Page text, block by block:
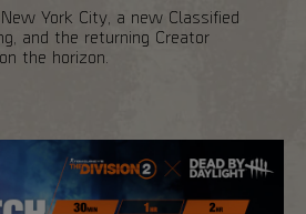
York City, a new Classified
and the returning Creator
the horizon.